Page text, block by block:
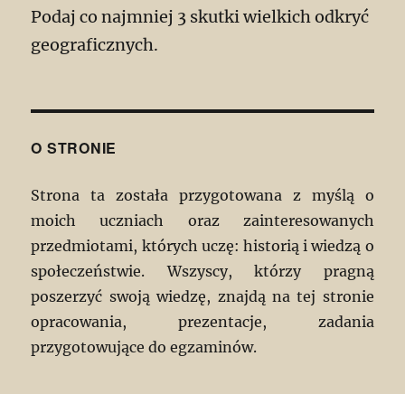
Podaj co najmniej 3 skutki wielkich odkryć
geograficznych.
O STRONIE
Strona ta została przygotowana z myślą o
moich uczniach oraz zainteresowanych
przedmiotami, których uczę: historią i wiedzą o
społeczeństwie. Wszyscy, którzy pragną
poszerzyć swoją wiedzę, znajdą na tej stronie
opracowania, prezentacje, zadania
przygotowujące do egzaminów.